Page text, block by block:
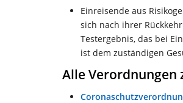
Einreisende aus
sich nach ihrer
Testergebnis, das bei
ist dem zuständigen
Alle Verordnungen